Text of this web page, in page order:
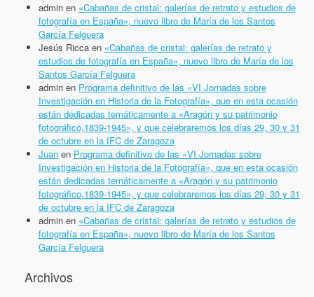
adminen «Cabañas de cristal: galerías de retrato y estudios de
fotografía en España», nuevo libro de María de los Santos
García Felguera
Jesús Riccaen «Cabañas de cristal: galerías de retrato y
estudios de fotografía en España», nuevo libro de María de los
Santos García Felguera
adminen Programa definitivo de las «VI Jornadas sobre
Investigación en Historia de la Fotografía», que en esta ocasión
están dedicadas temáticamente a «Aragón y su patrimonio
fotográfico,1839-1945», y que celebraremos los días 29, 30 y 31
de octubre en la IFC de Zaragoza
Juanen Programa definitivo de las «VI Jornadas sobre
Investigación en Historia de la Fotografía», que en esta ocasión
están dedicadas temáticamente a «Aragón y su patrimonio
fotográfico,1839-1945», y que celebraremos los días 29, 30 y 31
de octubre en la IFC de Zaragoza
adminen «Cabañas de cristal: galerías de retrato y estudios de
fotografía en España», nuevo libro de María de los Santos
García Felguera
Archivos